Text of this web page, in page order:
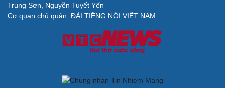
Trung Sơn, Nguyễn Tuyết Yến
Cơ quan chủ quản: ĐÀI TIẾNG NÓI VIỆT NAM